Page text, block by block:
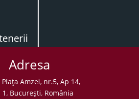
Adresa
Amzei, nr.5, Ap 14,
1, Bucureşti, România